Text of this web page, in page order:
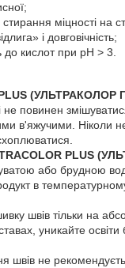
міцності на
і довговічність;
до кислот при pH > 3.
PLUS (УЛЬТРАКОЛОР
не повинен
в'яжучими. Ніколи
PLUS
або брудною
в
швів тільки на
уникайте освіти
швів не